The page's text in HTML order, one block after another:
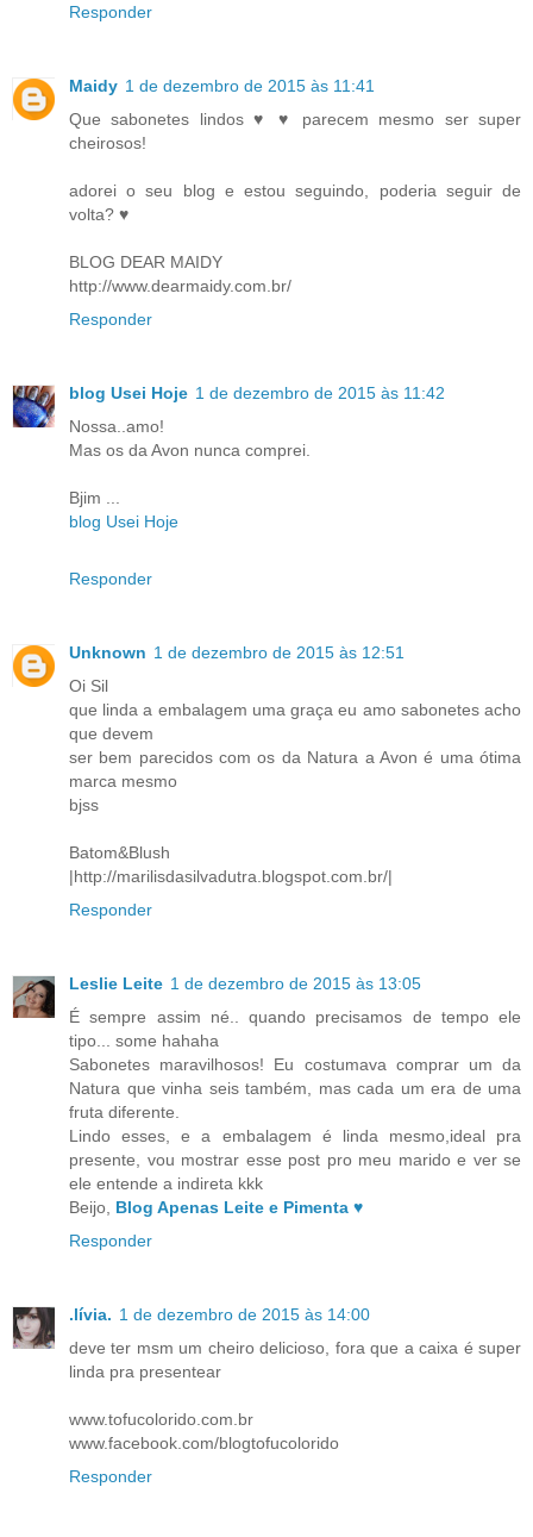
Responder
Maidy 1 de dezembro de 2015 às 11:41
Que sabonetes lindos ♥ ♥ parecem mesmo ser super
cheirosos!
adorei o seu blog e estou seguindo, poderia seguir de
volta? ♥
BLOG DEAR MAIDY
http://www.dearmaidy.com.br/
Responder
blog Usei Hoje 1 de dezembro de 2015 às 11:42
Nossa..amo!
Mas os da Avon nunca comprei.
Bjim ...
blog Usei Hoje
Responder
Unknown 1 de dezembro de 2015 às 12:51
Oi Sil
que linda a embalagem uma graça eu amo sabonetes acho
que devem
ser bem parecidos com os da Natura a Avon é uma ótima
marca mesmo
bjss
Batom&Blush
|http://marilisdasilvadutra.blogspot.com.br/|
Responder
Leslie Leite 1 de dezembro de 2015 às 13:05
É sempre assim né.. quando precisamos de tempo ele
tipo... some hahaha
Sabonetes maravilhosos! Eu costumava comprar um da
Natura que vinha seis também, mas cada um era de uma
fruta diferente.
Lindo esses, e a embalagem é linda mesmo,ideal pra
presente, vou mostrar esse post pro meu marido e ver se
ele entende a indireta kkk
Beijo, Blog Apenas Leite e Pimenta ♥
Responder
.lívia. 1 de dezembro de 2015 às 14:00
deve ter msm um cheiro delicioso, fora que a caixa é super
linda pra presentear
www.tofucolorido.com.br
www.facebook.com/blogtofucolorido
Responder